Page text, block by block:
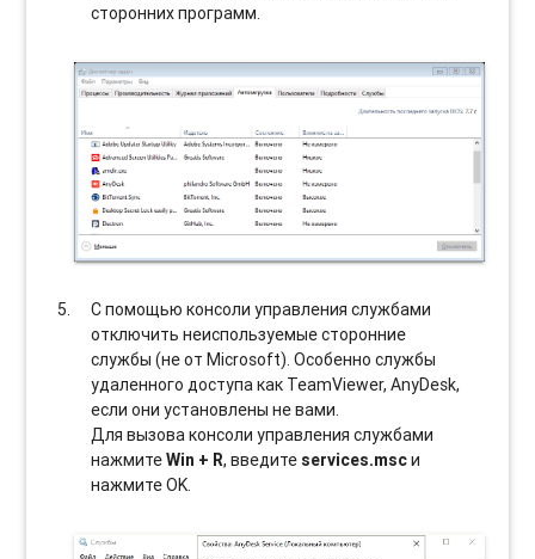
сторонних программ.
С помощью консоли управления службами
отключить неиспользуемые сторонние
службы (не от Microsoft). Особенно службы
удаленного доступа как TeamViewer, AnyDesk,
если они установлены не вами.
Для вызова консоли управления службами
нажмитеWin + R, введите services.mscи
нажмите OK.